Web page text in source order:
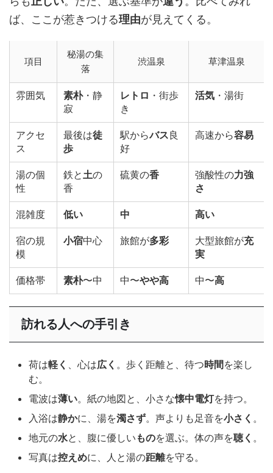
ば、ここが惹きつける理由が見えてくる。
項目
秘湯の集
落
渋温泉 草津温泉
雰囲気 素朴・静
寂
レトロ ・街歩
き
活気 ・湯街
アクセ
ス
最後は徒
歩
駅からバス良
好
高速から容易
湯の個
性
鉄と土の
香
硫黄の香 強酸性の力強
さ
混雑度 低い 中 高い
宿の規
模
小宿中心 旅館が多彩 大型旅館が充
実
価格帯 素朴〜中 中〜やや高 中〜高
訪れる人への手引き
荷は軽く 、心は広く 。歩く距離と、待つ時間 を楽し
む。
電波は薄い。紙の地図と、小さな懐中電灯を持つ。
入浴は静かに、湯を濁さず。声よりも足音を小さく 。
地元の水と、腹に優しい ものを選ぶ。体の声を聴く 。
写真は控えめに、人と湯の距離を守る。